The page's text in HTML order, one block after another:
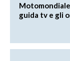
guida tv e gli